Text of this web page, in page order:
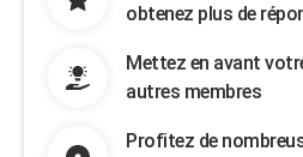
obtenez plus de
Mettez en avant
autres membres
Profitez de